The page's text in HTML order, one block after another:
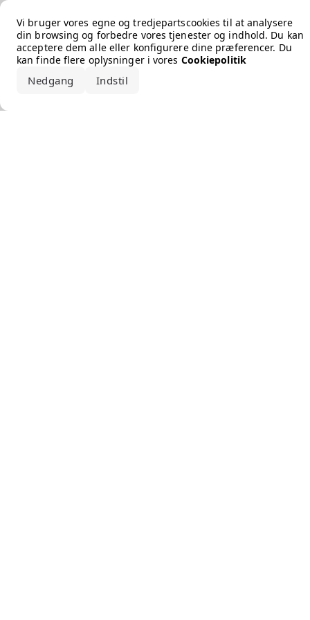
Vi bruger vores egne og tredjepartscookies til at analysere
din browsing og forbedre vores tjenester og indhold. Du kan
acceptere dem alle eller konfigurere dine præferencer. Du
kan finde flere oplysninger i vores Cookiepolitik
Nedgang Indstil
Error loading the brand